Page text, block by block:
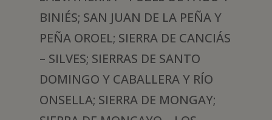
BINIÉS; SAN JUAN DE LA PEÑA Y
PEÑA OROEL; SIERRA DE CANCIÁS
– SILVES; SIERRAS DE SANTO
DOMINGO Y CABALLERA Y RÍO
ONSELLA; SIERRA DE MONGAY;